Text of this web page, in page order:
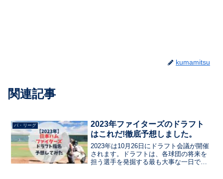
kumamitsu
関連記事
パ・リーグ
2023年ファイターズのドラフト
はこれだ!徹底予想しました。
2023年は10月26日にドラフト会議が開催
されます。ドラフトは、各球団の将来を
担う選手を発掘する最も大事な一日でし